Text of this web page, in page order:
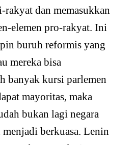
rakyat dan memasukkan
elemen pro-rakyat. Ini
buruh reformis yang
mereka bisa
banyak kursi parlemen
mayoritas, maka
bukan lagi negara
berkuasa. Lenin